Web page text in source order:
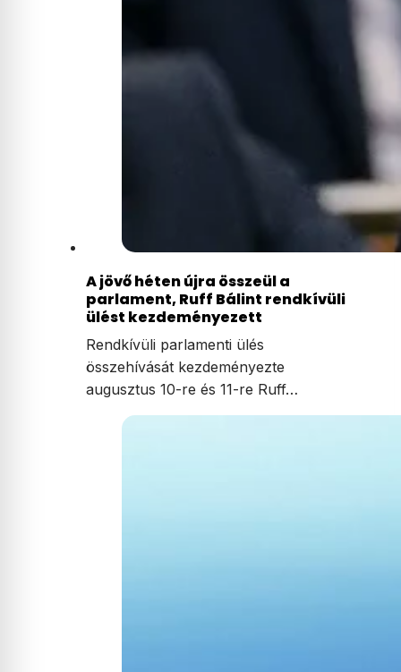
A jövő héten újra összeül a
parlament, Ruff Bálint rendkívüli
ülést kezdeményezett
Rendkívüli parlamenti ülés
összehívását kezdeményezte
augusztus 10-re és 11-re Ruff…